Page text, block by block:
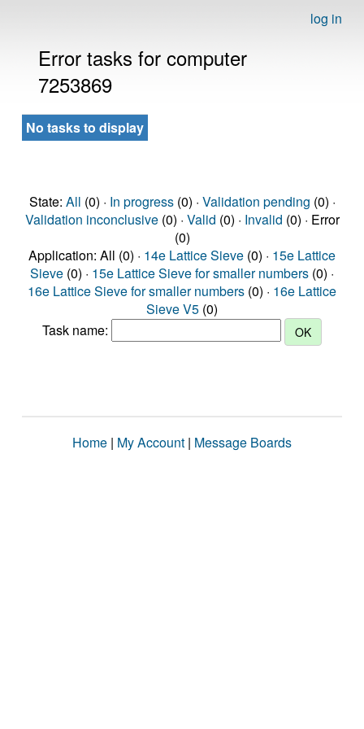
log in
Error tasks for computer
7253869
No tasks to display
State: All (0) · In progress(0) · Validation pending (0) ·
Validation inconclusive(0) · Valid (0) · Invalid (0) · Error
(0)
Application: All (0) · 14e Lattice Sieve (0) · 15e Lattice
Sieve (0) · 15e Lattice Sieve for smaller numbers (0) ·
16e Lattice Sieve for smaller numbers (0) · 16e Lattice
Sieve V5 (0)
Task name:
Home | My Account | Message Boards